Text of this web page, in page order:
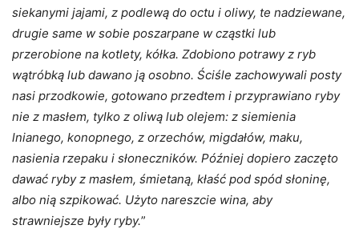
siekanymi jajami, z podlewą do octu i oliwy, te nadziewane,
drugie same w sobie poszarpane w cząstki lub
przerobione na kotlety, kółka. Zdobiono potrawy z ryb
wątróbką lub dawano ją osobno. Ściśle zachowywali posty
nasi przodkowie, gotowano przedtem i przyprawiano ryby
nie z masłem, tylko z oliwą lub olejem: z siemienia
lnianego, konopnego, z orzechów, migdałów, maku,
nasienia rzepaku i słoneczników. Później dopiero zaczęto
dawać ryby z masłem, śmietaną, kłaść pod spód słoninę,
albo nią szpikować. Użyto nareszcie wina, aby
strawniejsze były ryby.”